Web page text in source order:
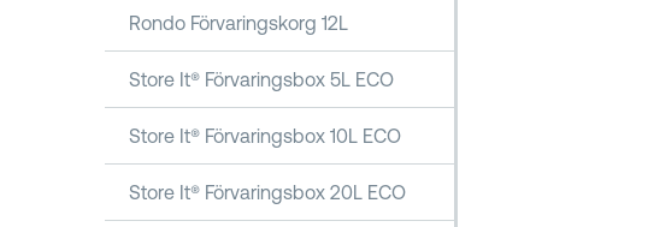
Rondo Förvaringskorg 12L
Store It® Förvaringsbox 5L ECO
Store It® Förvaringsbox 10L ECO
Store It® Förvaringsbox 20L ECO